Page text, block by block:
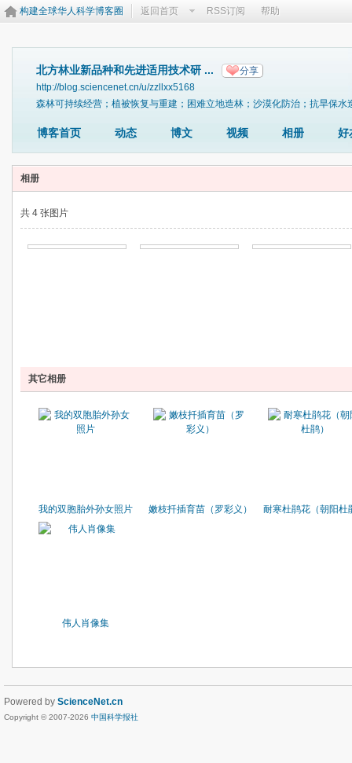
构建全球华人科学博客圈 返回首页 RSS订阅 帮助
北方林业新品种和先进适用技术研 ... 分享
http://blog.sciencenet.cn/u/zzllxx5168
森林可持续经营；植被恢复与重建；困难立地造林；沙漠化防治；抗旱保
博客首页 动态 博文 视频 相册 好
相册
共 4 张图片
其它相册
我的双胞胎外孙女照片 嫩枝扦插育苗（罗彩义） 耐寒杜鹃花（朝阳杜
伟人肖像集
Powered by ScienceNet.cn
Copyright © 2007-2026 中国科学报社